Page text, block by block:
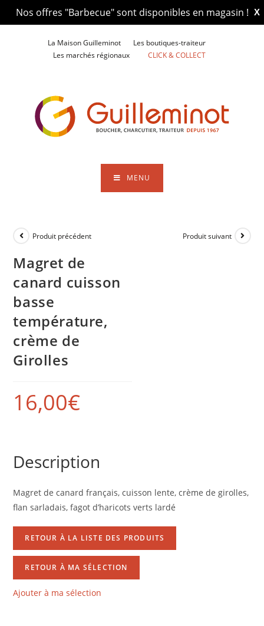
X
Nos offres "Barbecue" sont disponibles en magasin !
La Maison Guilleminot
Les boutiques-traiteur
Les marchés régionaux
CLICK & COLLECT
MENU
Produit précédent Produit suivant
Magret de
canard cuisson
basse
température,
crème de
Girolles
16,00€
Description
Magret de canard français, cuisson lente, crème de girolles,
flan sarladais, fagot d’haricots verts lardé
RETOUR À LA LISTE DES PRODUITS
RETOUR À MA SÉLECTION
Ajouter à ma sélection